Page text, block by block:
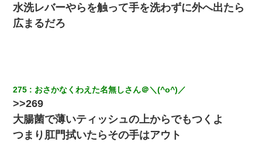
水洗レバーやらを触って手を洗わずに外へ出たら
広まるだろ
275 おさかなくわえた名無しさん＠＼(^o^)／
>>269
大腸菌で薄いティッシュの上からでもつくよ
つまり肛門拭いたらその手はアウト